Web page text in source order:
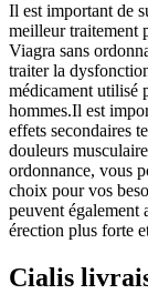
Il est important de
meilleur traitement
Viagra sans
traiter la
médicament utilisé
hommes.Il est
effets secondaires
douleurs
ordonnance, vous
choix pour vos
peuvent
érection plus forte
Cialis